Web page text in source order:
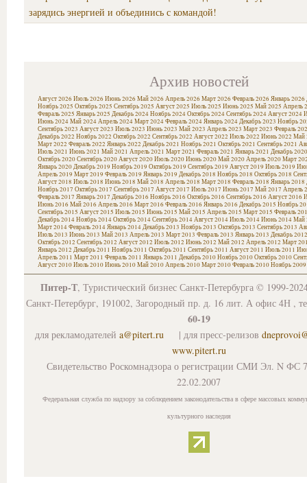
зарядись энергией и объединись с командой!
Архив новостей
Август 2026 Июль 2026 Июнь 2026 Май 2026 Апрель 2026 Март 2026 Февраль 2026 Январь 2026
Ноябрь 2025 Октябрь 2025 Сентябрь 2025 Август 2025 Июль 2025 Июнь 2025 Май 2025 Апрель
Февраль 2025 Январь 2025 Декабрь 2024Ноябрь 2024Октябрь 2024Сентябрь 2024Август 2024
Июнь 2024Май 2024Апрель 2024Март 2024Февраль 2024Январь 2024Декабрь 2023 Ноябрь
Сентябрь 2023 Август 2023 Июль 2023 Июнь 2023 Май 2023 Апрель 2023 Март 2023 Февраль
Декабрь 2022 Ноябрь 2022 Октябрь 2022 Сентябрь 2022 Август 2022 Июль 2022 Июнь 2022 Май
Март 2022 Февраль 2022 Январь 2022 Декабрь 2021 Ноябрь 2021 Октябрь 2021 Сентябрь 2021
Июль 2021 Июнь 2021 Май 2021 Апрель 2021 Март 2021 Февраль 2021 Январь 2021 Декабрь 2020
Октябрь 2020Сентябрь 2020Август 2020Июль 2020Июнь 2020Май 2020Апрель 2020Март
Январь 2020Декабрь 2019 Ноябрь 2019 Октябрь 2019 Сентябрь 2019 Август 2019 Июль 2019
Апрель 2019 Март 2019 Февраль 2019 Январь 2019 Декабрь 2018 Ноябрь 2018 Октябрь 2018
Август 2018 Июль 2018 Июнь 2018 Май 2018 Апрель 2018 Март 2018 Февраль 2018 Январь 2018
Ноябрь 2017 Октябрь 2017 Сентябрь 2017 Август 2017 Июль 2017 Июнь 2017 Май 2017 Апрель
Февраль 2017 Январь 2017 Декабрь 2016 Ноябрь 2016 Октябрь 2016 Сентябрь 2016 Август 2016
Июнь 2016 Май 2016 Апрель 2016 Март 2016 Февраль 2016 Январь 2016 Декабрь 2015 Ноябрь
Сентябрь 2015 Август 2015 Июль 2015 Июнь 2015 Май 2015 Апрель 2015 Март 2015 Февраль
Декабрь 2014Ноябрь 2014Октябрь 2014Сентябрь 2014Август 2014Июль 2014Июнь 2014Май
Март 2014Февраль 2014Январь 2014Декабрь 2013 Ноябрь 2013 Октябрь 2013 Сентябрь 2013
Июль 2013 Июнь 2013 Май 2013 Апрель 2013 Март 2013 Февраль 2013 Январь 2013 Декабрь 2012
Октябрь 2012 Сентябрь 2012 Август 2012 Июль 2012 Июнь 2012 Май 2012 Апрель 2012 Март
Январь 2012 Декабрь 2011 Ноябрь 2011 Октябрь 2011 Сентябрь 2011 Август 2011 Июль 2011
Апрель 2011 Март 2011 Февраль 2011 Январь 2011 Декабрь 2010Ноябрь 2010Октябрь 2010
Август 2010Июль 2010Июнь 2010Май 2010Апрель 2010Март 2010Февраль 2010Ноябрь 2009
Питер-Т, Туристический бизнес Санкт-Петербурга © 1999-
Санкт-Петербург, 191002, Загородный пр. д. 16 лит. А офис 4Н ,
60-19
для рекламодателей a@pitert.ru | для пресс-релизов
www.pitert.ru
Свидетельство Роскомнадзора о регистрации СМИ Эл. N ФС
22.02.2007
Федеральная служба по надзору за соблюдением законодательства в сфере массовых
культурного наследия